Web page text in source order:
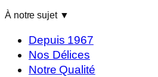
À notre sujet ▼
Depuis 1967
Nos Délices
Notre Qualité